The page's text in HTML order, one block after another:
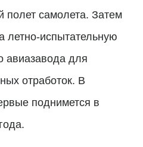
полет самолета. Затем
летно-испытательную
авиазавода для
отработок. В
поднимется в